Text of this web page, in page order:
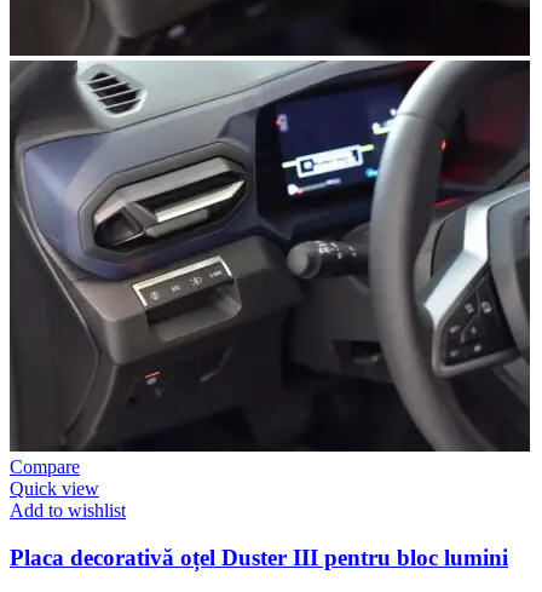
Compare
Quick view
Add to wishlist
Placa decorativă oțel Duster III pentru bloc lumini